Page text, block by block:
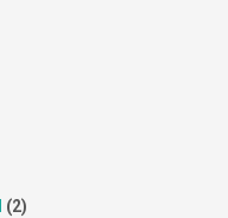
(2)